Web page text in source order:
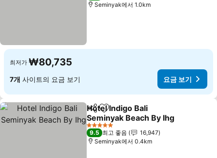
Seminyak에서 1.0km
최저가 ₩80,735
7개 사이트의 요금 보기 요금 보기
공유 즐겨찾기에 추가
Hotel Indigo Bali
Seminyak Beach By Ihg
요금 보기
5 성급
9.5 최고 좋음
16,947
Seminyak에서 0.4km